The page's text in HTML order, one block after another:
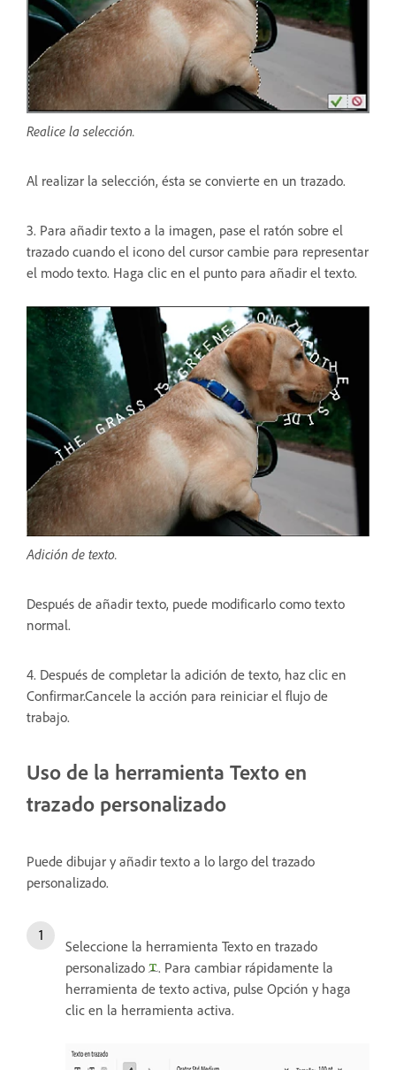
Realice la selección.
Al realizar la selección, ésta se convierte en un trazado.
3. Para añadir texto a la imagen, pase el ratón sobre el
trazado cuando el icono del cursor cambie para representar
el modo texto. Haga clic en el punto para añadir el texto.
Adición de texto.
Después de añadir texto, puede modificarlo como texto
normal.
4. Después de completar la adición de texto, haz clic en
Confirmar.Cancele la acción para reiniciar el flujo de
trabajo.
Uso de la herramienta Texto en
trazado personalizado
Puede dibujar y añadir texto a lo largo del trazado
personalizado.
Seleccione la herramienta Texto en trazado
personalizado
. Para cambiar rápidamente la
herramienta de texto activa, pulse Opción y haga
clic en la herramienta activa.